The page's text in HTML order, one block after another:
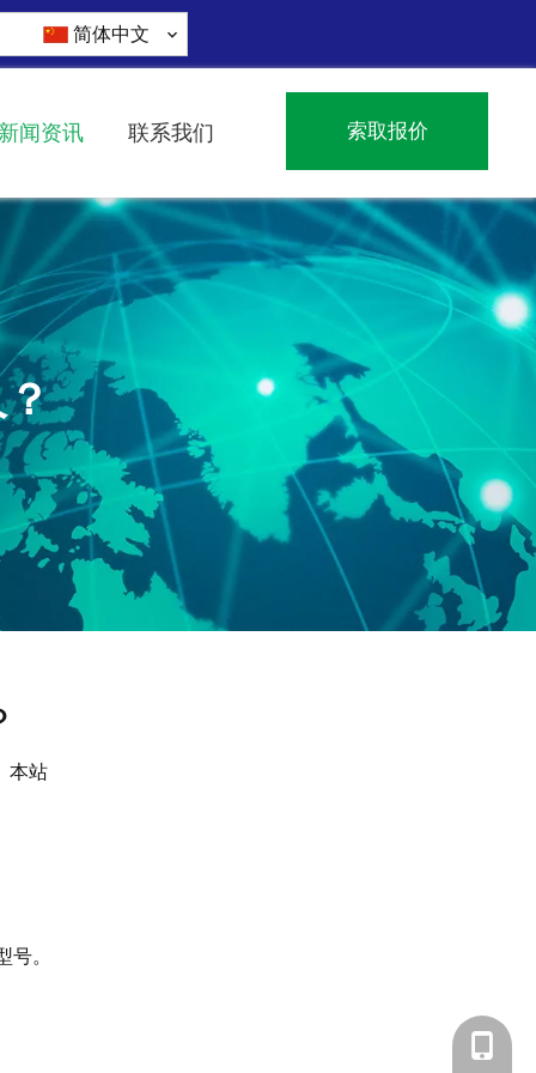
简体中文
闻资讯 联系我们 索取报价
本站
。
+86-